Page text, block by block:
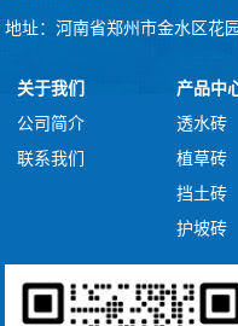
地址：河南省郑州市金水区花
关于我们
公司简介
联系我们
产品中
透水砖
植草砖
挡土砖
护坡砖